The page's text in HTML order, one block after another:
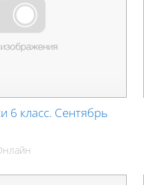
6 класс. Сентябрь